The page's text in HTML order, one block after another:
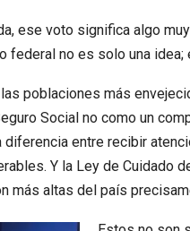
ese voto significa algo
federal no es solo una
poblaciones más
Social no como un
entre recibir
Y la Ley de Cuidado
más altas del país